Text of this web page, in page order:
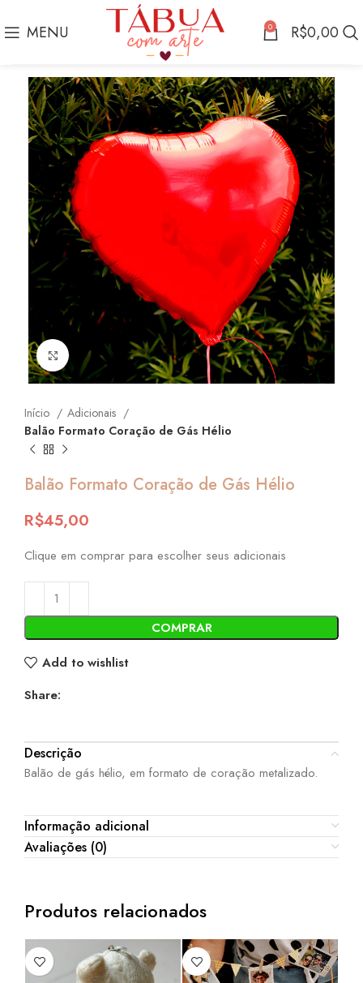
MENU 0 R$0,00
Click to enlarge
Início
Adicionais
Balão Formato Coração de Gás Hélio
Balão Formato Coração de Gás Hélio
R$45,00
Clique em comprar para escolher seus adicionais
COMPRAR
Add to wishlist
Share:
Descrição
Balão de gás hélio, em formato de coração metalizado.
Informação adicional
Avaliações (0)
Produtos relacionados